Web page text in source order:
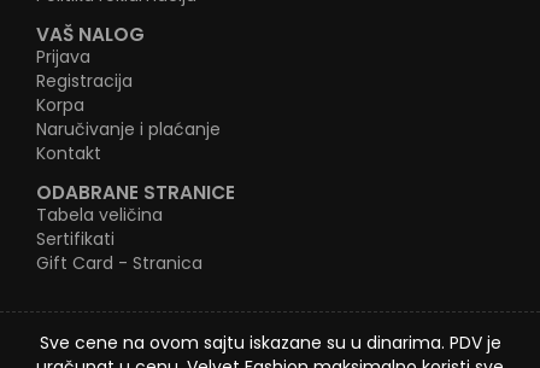
VAŠ NALOG
Prijava
Registracija
Korpa
Naručivanje i plaćanje
Kontakt
ODABRANE STRANICE
Tabela veličina
Sertifikati
Gift Card - Stranica
Sve cene na ovom sajtu iskazane su u dinarima. PDV je